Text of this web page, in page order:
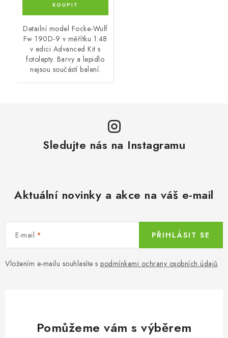
Detailní model Focke-Wulf
Fw 190D-9 v měřítku 1:48
v edici Advanced Kit s
fotolepty. Barvy a lepidlo
nejsou součástí balení.
Sledujte nás na Instagramu
Aktuální novinky a akce na váš e-mail
E-mail
Vložením e-mailu souhlasíte s podmínkami ochrany osobních údajů
PŘIHLÁSIT SE
Pomůžeme vám s výběrem